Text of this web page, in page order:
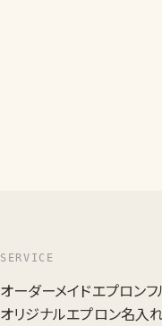
SERVICE
オーダーメイドエプロン
オリジナルエプロン名入